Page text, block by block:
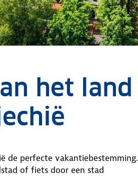
het land
de perfecte vakantiebestemming.
of fiets door een stad